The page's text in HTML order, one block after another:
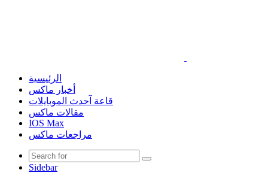
الرئيسية
أخبار ماكس
قاعة آحدث الموبايلات
مقالات ماكس
IOS Max
مراجعات ماكس
Sidebar